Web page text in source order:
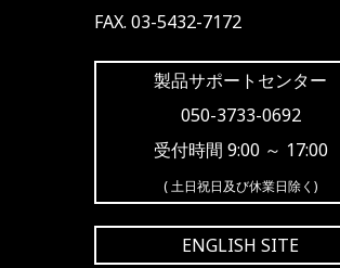
FAX. 03-5432-7172
製品サポートセンター
050-3733-0692
受付時間 9:00 ～ 17:00
( 土日祝日及び休業日除く)
ENGLISH SITE